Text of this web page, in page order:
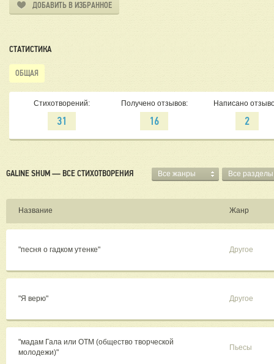
ДОБАВИТЬ В ИЗБРАННОЕ
СТАТИСТИКА
ОБЩАЯ
Стихотворений:
31
Получено отзывов:
16
Написано
2
GALINE SHUM — ВСЕ СТИХОТВОРЕНИЯ Все жанры Все разделы
Название Жанр
"песня о гадком утенке" Другое
"Я верю" Другое
"мадам Гала или ОТМ (общество творческой
молодежи)"
Пьесы